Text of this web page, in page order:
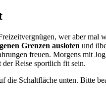
wer aber mal
Grenzen ausloten und
freuen. Morgens mit
Reise sportlich fit sein.
Schaltfläche unten. Bitte